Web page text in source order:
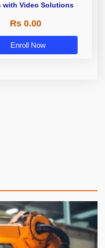
with Video Solutions
Rs 0.00
Enroll Now